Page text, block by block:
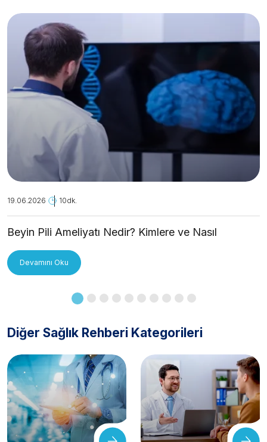
19.06.2026 10dk.
Beyin Pili Ameliyatı Nedir? Kimlere ve Nasıl
Devamını Oku
Diğer Sağlık Rehberi Kategorileri